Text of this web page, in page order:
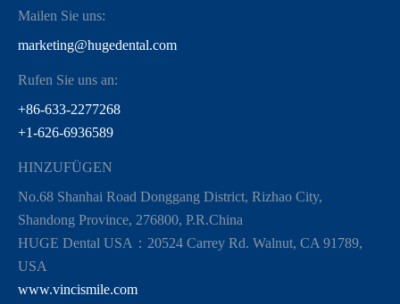
Mailen Sie uns:
marketing@hugedental.com
Rufen Sie uns an:
+86-633-2277268
+1-626-6936589
HINZUFÜGEN
No.68 Shanhai Road Donggang District, Rizhao City,
Shandong Province, 276800, P.R.China
HUGE Dental USA：20524 Carrey Rd. Walnut, CA 91789,
USA
www.vincismile.com